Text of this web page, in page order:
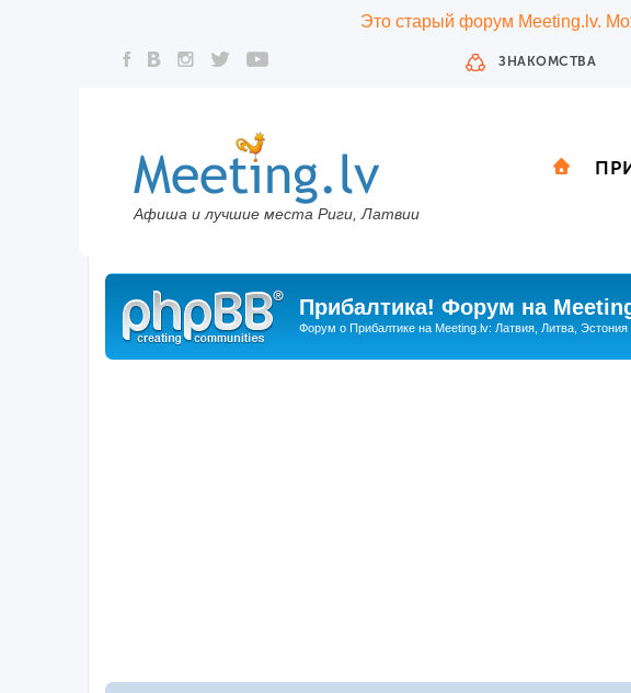
Это старый форум Meeting.lv.
ЗНАКОМСТВА
Афиша и лучшие места Риги, Латвии
Прибалтика! Форум на
Форум о Прибалтике на Meeting.lv: Латвия, Литва, Эстония